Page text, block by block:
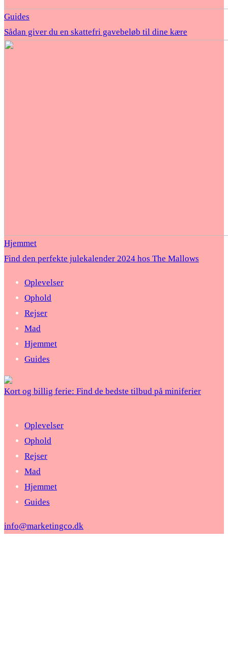
Guides
Sådan giver du en skattefri gavebeløb til dine kære
Hjemmet
Find den perfekte julekalender 2024 hos The Mallows
Oplevelser
Ophold
Rejser
Mad
Hjemmet
Guides
Kort og billig ferie: Find de bedste tilbud på miniferier
Oplevelser
Ophold
Rejser
Mad
Hjemmet
Guides
info@marketingco.dk